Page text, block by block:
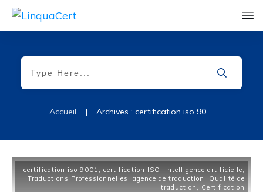
Accueil | Archives : certification iso 9001
certification iso 9001 , certification ISO , intelligence artificielle,
Traductions Professionnelles , agence de traduction , Qualité de
traduction , Certification